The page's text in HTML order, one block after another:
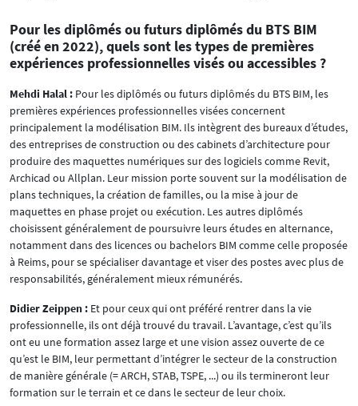
Pour les diplômés ou futurs diplômés du BTS BIM
(créé en 2022), quels sont les types de premières
expériences professionnelles visés ou accessibles ?
Mehdi Halal : Pour les diplômés ou futurs diplômés du BTS BIM, les
premières expériences professionnelles visées concernent
principalement la modélisation BIM. Ils intègrent des bureaux d’études,
des entreprises de construction ou des cabinets d’architecture pour
produire des maquettes numériques sur des logiciels comme Revit,
Archicad ou Allplan. Leur mission porte souvent sur la modélisation de
plans techniques, la création de familles, ou la mise à jour de
maquettes en phase projet ou exécution. Les autres diplômés
choisissent généralement de poursuivre leurs études en alternance,
notamment dans des licences ou bachelors BIM comme celle proposée
à Reims, pour se spécialiser davantage et viser des postes avec plus de
responsabilités, généralement mieux rémunérés.
Didier Zeippen : Et pour ceux qui ont préféré rentrer dans la vie
professionnelle, ils ont déjà trouvé du travail. L’avantage, c’est qu’ils
ont eu une formation assez large et une vision assez ouverte de ce
qu’est le BIM, leur permettant d’intégrer le secteur de la construction
de manière générale (= ARCH, STAB, TSPE, ...) ou ils termineront leur
formation sur le terrain et ce dans le secteur de leur choix.